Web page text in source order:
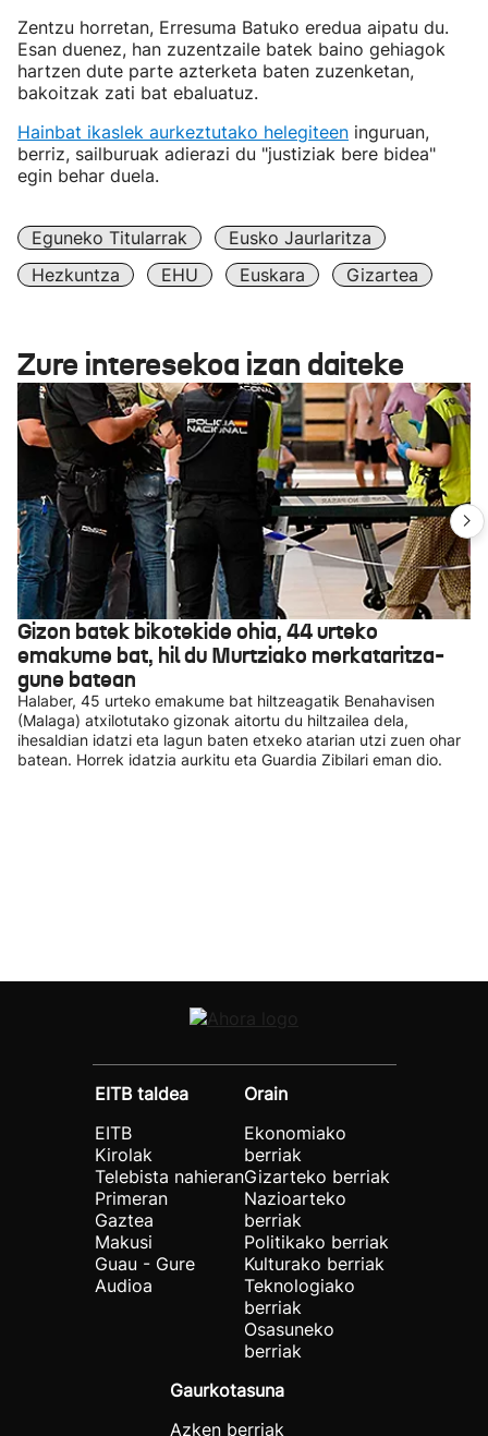
Zentzu horretan, Erresuma Batuko eredua aipatu du.
Esan duenez, han zuzentzaile batek baino gehiagok
hartzen dute parte azterketa baten zuzenketan,
bakoitzak zati bat ebaluatuz.
Hainbat ikaslek aurkeztutako helegiteen inguruan,
berriz, sailburuak adierazi du "justiziak bere bidea"
egin behar duela.
Eguneko Titularrak
Eusko Jaurlaritza
Hezkuntza
EHU Euskara Gizartea
Zure interesekoa izan daiteke
Gizon batek bikotekide ohia, 44 urteko
emakume bat, hil du Murtziako merkataritza-
gune batean
Halaber, 45 urteko emakume bat hiltzeagatik Benahavisen
(Malaga) atxilotutako gizonak aitortu du hiltzailea dela,
ihesaldian idatzi eta lagun baten etxeko atarian utzi zuen ohar
batean. Horrek idatzia aurkitu eta Guardia Zibilari eman dio.
EITB taldea
EITB
Kirolak
Telebista nahieran
Primeran
Gaztea
Makusi
Guau - Gure
Audioa
Orain
Ekonomiako
berriak
Gizarteko berriak
Nazioarteko
berriak
Politikako berriak
Kulturako berriak
Teknologiako
berriak
Osasuneko
berriak
Gaurkotasuna
Azken berriak